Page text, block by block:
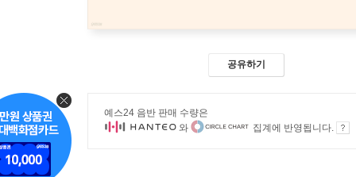
공유하기
예스24 음반 판매 수량은
와
집계에 반영됩니다.